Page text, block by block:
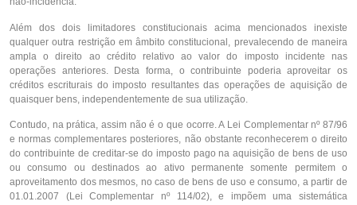
Além dos dois limitadores constitucionais acima mencionados inexiste
qualquer outra restrição em âmbito constitucional, prevalecendo de maneira
ampla o direito ao crédito relativo ao valor do imposto incidente nas
operações anteriores. Desta forma, o contribuinte poderia aproveitar os
créditos escriturais do imposto resultantes das operações de aquisição de
quaisquer bens, independentemente de sua utilização.
Contudo, na prática, assim não é o que ocorre. A Lei Complementar nº 87/96
e normas complementares posteriores, não obstante reconhecerem o direito
do contribuinte de creditar-se do imposto pago na aquisição de bens de uso
ou consumo ou destinados ao ativo permanente somente permitem o
aproveitamento dos mesmos, no caso de bens de uso e consumo, a partir de
01.01.2007 (Lei Complementar nº 114/02), e impõem uma sistemática